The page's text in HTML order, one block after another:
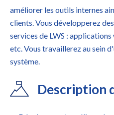
améliorer les outils internes
clients. Vous développerez
services de LWS :
etc. Vous travaillerez au sein
système.
Description